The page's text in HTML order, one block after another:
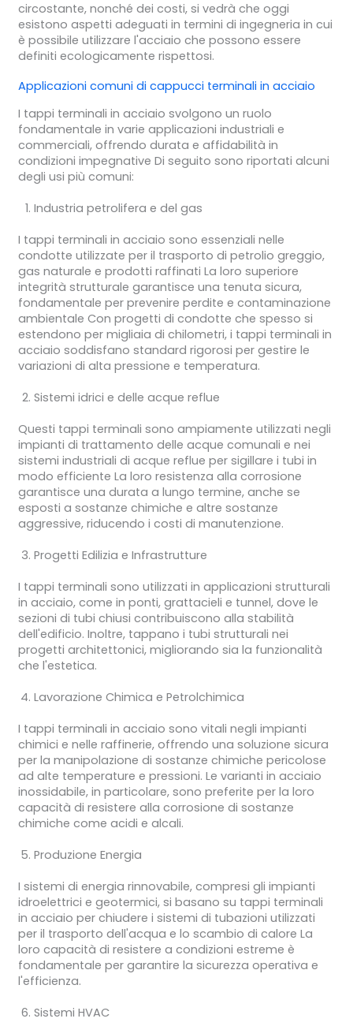
circostante, nonché dei costi, si vedrà che oggi
esistono aspetti adeguati in termini di ingegneria in cui
è possibile utilizzare l'acciaio che possono essere
definiti ecologicamente rispettosi.
Applicazioni comuni di cappucci terminali in acciaio
I tappi terminali in acciaio svolgono un ruolo
fondamentale in varie applicazioni industriali e
commerciali, offrendo durata e affidabilità in
condizioni impegnative Di seguito sono riportati alcuni
degli usi più comuni:
Industria petrolifera e del gas
I tappi terminali in acciaio sono essenziali nelle
condotte utilizzate per il trasporto di petrolio greggio,
gas naturale e prodotti raffinati La loro superiore
integrità strutturale garantisce una tenuta sicura,
fondamentale per prevenire perdite e contaminazione
ambientale Con progetti di condotte che spesso si
estendono per migliaia di chilometri, i tappi terminali in
acciaio soddisfano standard rigorosi per gestire le
variazioni di alta pressione e temperatura.
Sistemi idrici e delle acque reflue
Questi tappi terminali sono ampiamente utilizzati negli
impianti di trattamento delle acque comunali e nei
sistemi industriali di acque reflue per sigillare i tubi in
modo efficiente La loro resistenza alla corrosione
garantisce una durata a lungo termine, anche se
esposti a sostanze chimiche e altre sostanze
aggressive, riducendo i costi di manutenzione.
Progetti Edilizia e Infrastrutture
I tappi terminali sono utilizzati in applicazioni strutturali
in acciaio, come in ponti, grattacieli e tunnel, dove le
sezioni di tubi chiusi contribuiscono alla stabilità
dell'edificio. Inoltre, tappano i tubi strutturali nei
progetti architettonici, migliorando sia la funzionalità
che l'estetica.
Lavorazione Chimica e Petrolchimica
I tappi terminali in acciaio sono vitali negli impianti
chimici e nelle raffinerie, offrendo una soluzione sicura
per la manipolazione di sostanze chimiche pericolose
ad alte temperature e pressioni. Le varianti in acciaio
inossidabile, in particolare, sono preferite per la loro
capacità di resistere alla corrosione di sostanze
chimiche come acidi e alcali.
Produzione Energia
I sistemi di energia rinnovabile, compresi gli impianti
idroelettrici e geotermici, si basano su tappi terminali
in acciaio per chiudere i sistemi di tubazioni utilizzati
per il trasporto dell'acqua e lo scambio di calore La
loro capacità di resistere a condizioni estreme è
fondamentale per garantire la sicurezza operativa e
l'efficienza.
Sistemi HVAC